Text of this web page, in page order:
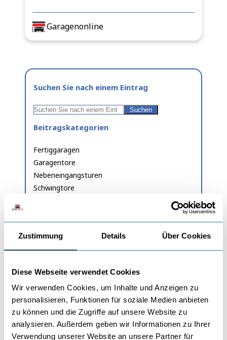
Zustimmung Details Über Cookies
Diese Webseite verwendet Cookies
Wir verwenden Cookies, um Inhalte und Anzeigen zu
personalisieren, Funktionen für soziale Medien anbieten
zu können und die Zugriffe auf unsere Website zu
analysieren. Außerdem geben wir Informationen zu Ihrer
Verwendung unserer Website an unsere Partner für
Garagenonline
Suchen Sie nach einem Eintrag
Suchen Suchen
Beitragskategorien
Fertiggaragen
Garagentore
Nebeneingangsturen
Schwingtore
Letzte Einträge
Die 5 häufigsten Fehler beim Garagenkauf – und
Gedämmtes Industrietor & XXL-Stahl-
Zweiflügeltor: Die Lösung für maximale
Durchfahrtshöhe
Zweiflügeltor nach Maß – Metalltor: Werkseitig
komplett vormontiert für eine einfache
Selbstmontage ohne Vorkenntnisse